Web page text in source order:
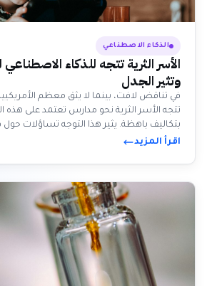
الذكاء الاصطناعي
الأسر الثرية تتجه للذكاء الاصطناعي
وتثير الجدل
في تناقض لافت، بينما لا يثق معظم
تتجه الأسر الثرية نحو مدارس تعتمد على هذه
بتكاليف باهظة. يثير هذا التوجه تساؤلات حول
التعليمية الجديدة، وتأثيرها على تنمية التفكير
اقرأ المزيد